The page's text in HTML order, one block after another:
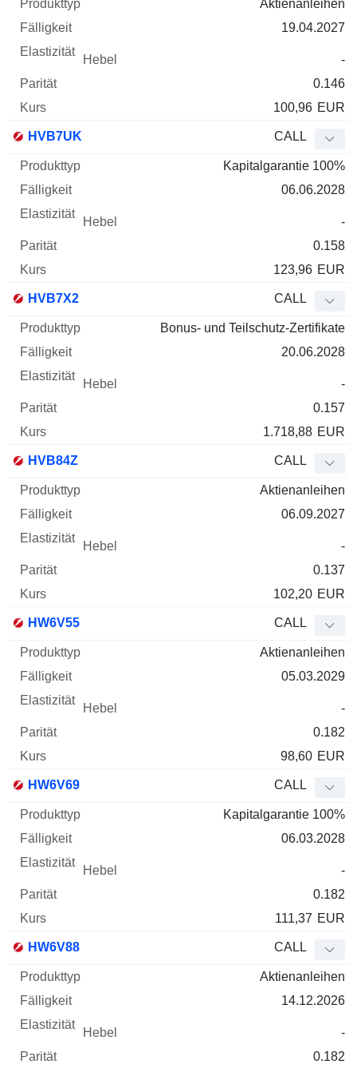
Aktienanleihen
19.04.2027
-
0.146
100,96 EUR
HVB7UK CALL
Kapitalgarantie 100%
06.06.2028
-
0.158
123,96 EUR
HVB7X2 CALL
Bonus- und Teilschutz-Zertifikate
20.06.2028
-
0.157
1.718,88 EUR
HVB84Z CALL
Aktienanleihen
06.09.2027
-
0.137
102,20 EUR
HW6V55 CALL
Aktienanleihen
05.03.2029
-
0.182
98,60 EUR
HW6V69 CALL
Kapitalgarantie 100%
06.03.2028
-
0.182
111,37 EUR
HW6V88 CALL
Aktienanleihen
14.12.2026
-
0.182